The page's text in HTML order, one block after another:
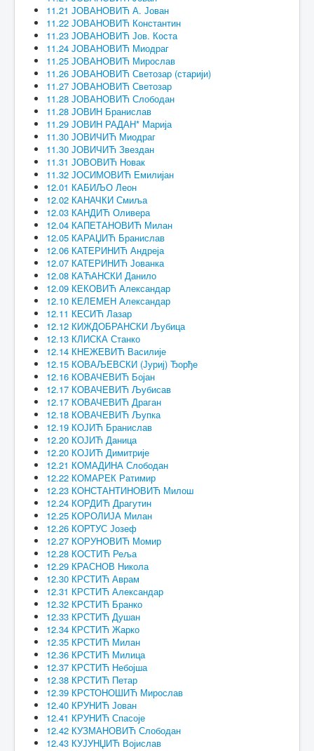
11.21 ЈОВАНОВИЋ А. Јован
11.22 ЈОВАНОВИЋ Константин
11.23 ЈОВАНОВИЋ Јов. Коста
11.24 ЈОВАНОВИЋ Миодраг
11.25 ЈОВАНОВИЋ Мирослав
11.26 ЈОВАНОВИЋ Светозар (старији)
11.27 ЈОВАНОВИЋ Светозар
11.28 ЈОВАНОВИЋ Слободан
11.28 ЈОВИН Бранислав
11.29 ЈОВИН РАДАН* Марија
11.30 ЈОВИЧИЋ Миодраг
11.30 ЈОВИЧИЋ Звездан
11.31 ЈОВОВИЋ Новак
11.32 ЈОСИМОВИЋ Емилијан
12.01 КАБИЉО Леон
12.02 КАНАЧКИ Смиља
12.03 КАНДИЋ Оливера
12.04 КАПЕТАНОВИЋ Милан
12.05 КАРАЏИЋ Бранислав
12.06 КАТЕРИНИЋ Андреја
12.07 КАТЕРИНИЋ Јованка
12.08 КАЋАНСКИ Данило
12.09 КЕКОВИЋ Александар
12.10 КЕЛЕМЕН Александар
12.11 КЕСИЋ Лазар
12.12 КИЖДОБРАНСКИ Љубица
12.13 КЛИСКА Станко
12.14 КНЕЖЕВИЋ Василије
12.15 КОВАЉЕВСКИ (Јуриј) Ђорђе
12.16 КОВАЧЕВИЋ Бојан
12.17 КОВАЧЕВИЋ Љубисав
12.17 КОВАЧЕВИЋ Драган
12.18 КОВАЧЕВИЋ Љупка
12.19 КОЈИЋ Бранислав
12.20 КОЈИЋ Даница
12.20 КОЈИЋ Димитрије
12.21 КОМАДИНА Слободан
12.22 КОМАРЕК Ратимир
12.23 КОНСТАНТИНОВИЋ Милош
12.24 КОРДИЋ Драгутин
12.25 КОРОЛИЈА Милан
12.26 КОРТУС Јозеф
12.27 КОРУНОВИЋ Момир
12.28 КОСТИЋ Реља
12.29 КРАСНОВ Никола
12.30 КРСТИЋ Аврам
12.31 КРСТИЋ Александар
12.32 КРСТИЋ Бранко
12.33 КРСТИЋ Душан
12.34 КРСТИЋ Жарко
12.35 КРСТИЋ Милан
12.36 КРСТИЋ Милица
12.37 КРСТИЋ Небојша
12.38 КРСТИЋ Петар
12.39 КРСТОНОШИЋ Мирослав
12.40 КРУНИЋ Јован
12.41 КРУНИЋ Спасоје
12.42 КУЗМАНОВИЋ Слободан
12.43 КУЈУНЏИЋ Војислав